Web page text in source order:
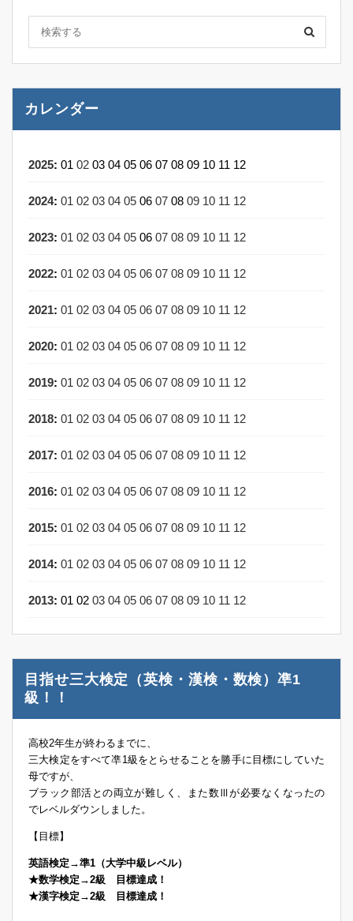
カレンダー
2025: 01 02 03 04 05 06 07 08 09 10 11 12
2024: 01 02 03 04 05 06 07 08 09 10 11 12
2023: 01 02 03 04 05 06 07 08 09 10 11 12
2022: 01 02 03 04 05 06 07 08 09 10 11 12
2021: 01 02 03 04 05 06 07 08 09 10 11 12
2020: 01 02 03 04 05 06 07 08 09 10 11 12
2019: 01 02 03 04 05 06 07 08 09 10 11 12
2018: 01 02 03 04 05 06 07 08 09 10 11 12
2017: 01 02 03 04 05 06 07 08 09 10 11 12
2016: 01 02 03 04 05 06 07 08 09 10 11 12
2015: 01 02 03 04 05 06 07 08 09 10 11 12
2014: 01 02 03 04 05 06 07 08 09 10 11 12
2013: 01 02 03 04 05 06 07 08 09 10 11 12
目指せ三大検定（英検・漢検・数検）凖1
級！！
高校2年生が終わるまでに、
三大検定をすべて凖1級をとらせることを勝手に目標にしていた
母ですが、
ブラック部活との両立が難しく、また数Ⅲが必要なくなったの
でレベルダウンしました。
【目標】
英語検定→準1（大学中級レベル）
★数学検定→2級 目標達成！
★漢字検定→2級 目標達成！